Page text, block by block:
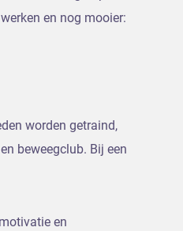
en nog mooier:
worden getraind,
beweegclub. Bij een
en